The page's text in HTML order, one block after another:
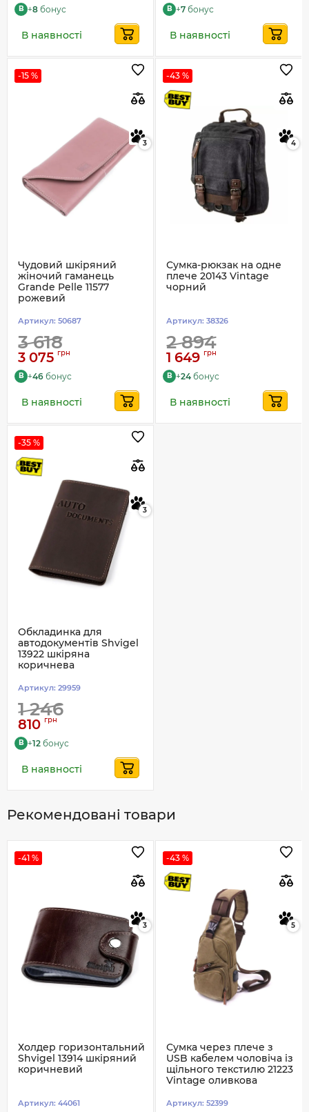
B +8 бонус
В наявності
B +7 бонус
В наявності
-15 %
3
Чудовий шкіряний
жіночий гаманець
Grande Pelle 11577
рожевий
Артикул: 50687
3 618
3 075 грн
B +46 бонус
В наявності
-43 %
4
Сумка-рюкзак на одне
плече 20143 Vintage
чорний
Артикул: 38326
2 894
1 649 грн
B +24 бонус
В наявності
-35 %
3
Обкладинка для
автодокументів Shvigel
13922 шкіряна
коричнева
Артикул: 29959
1 246
810 грн
B +12 бонус
В наявності
Рекомендовані товари
-41 %
3
Холдер горизонтальний
Shvigel 13914 шкіряний
коричневий
Артикул: 44061
-43 %
5
Сумка через плече з
USB кабелем чоловіча із
щільного текстилю 21223
Vintage оливкова
Артикул: 52399